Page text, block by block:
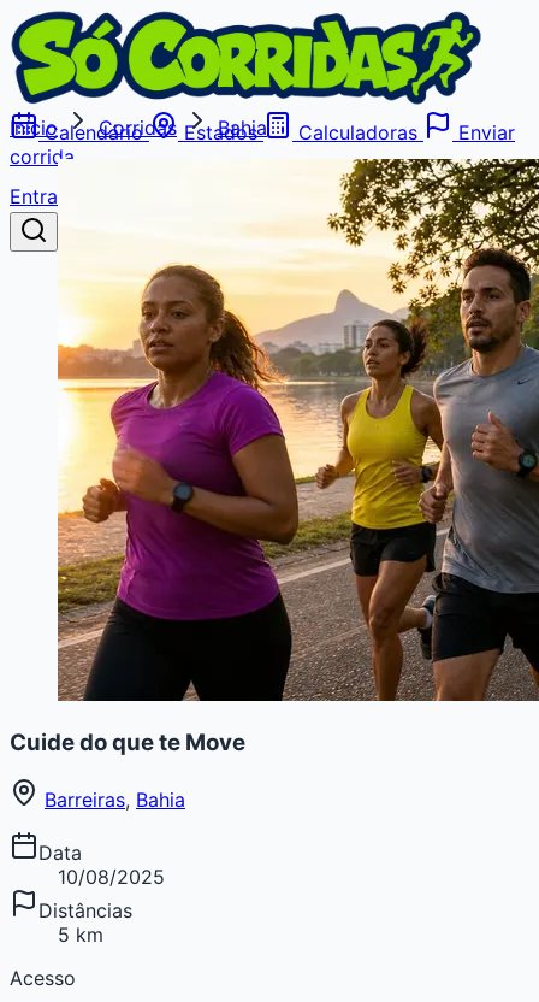
Calendário Estados Calculadoras
Enviar
corrida
Entrar
Início Corridas Bahia
Cuide do que te Move
Barreiras, Bahia
Data
10/08/2025
Distâncias
5 km
Acesso